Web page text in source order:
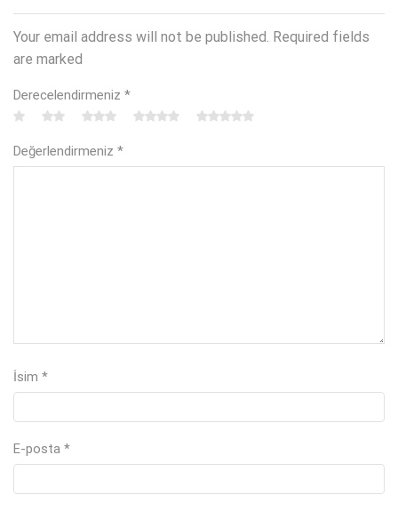
Your email address will not be published. Required fields
are marked
Derecelendirmeniz *
Değerlendirmeniz *
İsim *
E-posta *